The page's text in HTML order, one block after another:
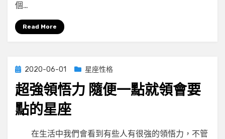
個…
Read More
Posted
on
2020-06-01 星座性格
超強領悟力 隨便一點就領會要
點的星座
by小編
在生活中我們會看到有些人有很強的領悟力，不管